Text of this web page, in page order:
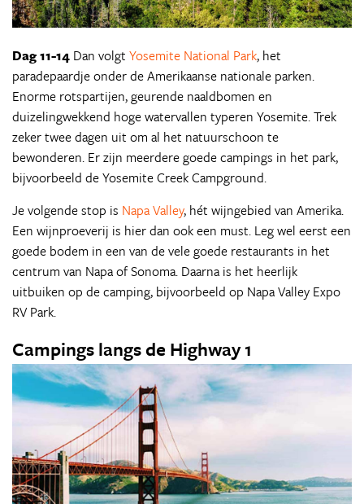
Dag 11-14 Dan volgt Yosemite National Park, het
paradepaardje onder de Amerikaanse nationale parken.
Enorme rotspartijen, geurende naaldbomen en
duizelingwekkend hoge watervallen typeren Yosemite. Trek
zeker twee dagen uit om al het natuurschoon te
bewonderen. Er zijn meerdere goede campings in het park,
bijvoorbeeld de Yosemite Creek Campground.
Je volgende stop is Napa Valley, hét wijngebied van Amerika.
Een wijnproeverij is hier dan ook een must. Leg wel eerst een
goede bodem in een van de vele goede restaurants in het
centrum van Napa of Sonoma. Daarna is het heerlijk
uitbuiken op de camping, bijvoorbeeld op Napa Valley Expo
RV Park.
Campings langs de Highway 1